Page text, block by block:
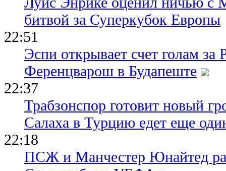
битвой за Суперкубок Европы
22:51
Эспи открывает счет голам
Ференцварош в Будапеште
22:37
Трабзонспор готовит новый
Салаха в Турцию едет еще
22:18
ПСЖ и Манчестер Юнайтед